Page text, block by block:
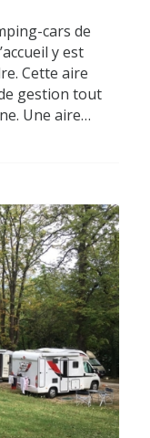
cars de
y est
Cette aire
gestion tout
Une aire…